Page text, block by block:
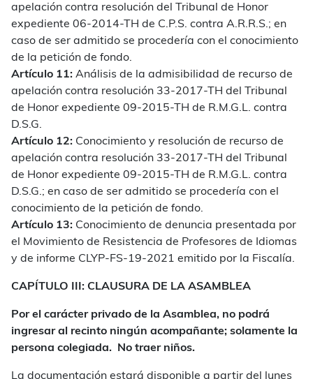
apelación contra resolución del Tribunal de Honor
expediente 06-2014-TH de C.P.S. contra A.R.R.S.; en
caso de ser admitido se procedería con el conocimiento
de la petición de fondo.
Artículo 11: Análisis de la admisibilidad de recurso de
apelación contra resolución 33-2017-TH del Tribunal
de Honor expediente 09-2015-TH de R.M.G.L. contra
D.S.G.
Artículo 12: Conocimiento y resolución de recurso de
apelación contra resolución 33-2017-TH del Tribunal
de Honor expediente 09-2015-TH de R.M.G.L. contra
D.S.G.; en caso de ser admitido se procedería con el
conocimiento de la petición de fondo.
Artículo 13: Conocimiento de denuncia presentada por
el Movimiento de Resistencia de Profesores de Idiomas
y de informe CLYP-FS-19-2021 emitido por la Fiscalía.
CAPÍTULO III: CLAUSURA DE LA ASAMBLEA
Por el carácter privado de la Asamblea, no podrá
ingresar al recinto ningún acompañante; solamente la
persona colegiada. No traer niños.
La documentación estará disponible a partir del lunes